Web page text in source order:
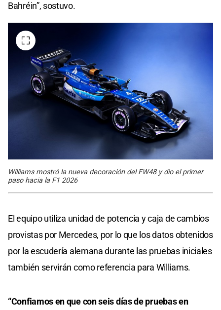
Bahréin”, sostuvo.
Williams mostró la nueva decoración del FW48 y dio el primer
paso hacia la F1 2026
El equipo utiliza unidad de potencia y caja de cambios
provistas por Mercedes, por lo que los datos obtenidos
por la escudería alemana durante las pruebas iniciales
también servirán como referencia para Williams.
“Confiamos en que con seis días de pruebas en